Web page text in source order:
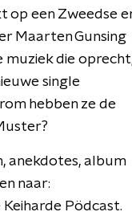
op een Zweedse
Maarten Gunsing
muziek die
single
hebben ze de
anekdotes, album
naar:
Pödcast.